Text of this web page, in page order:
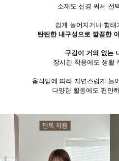
소재도 신경 써서 선
쉽게 늘어지거나 형태
탄탄한 내구성으로 깔끔한
구김이 거의 없는
장시간 착용에도 생활
움직임에 따라 자연스럽게 늘
다양한 활동에도 편안